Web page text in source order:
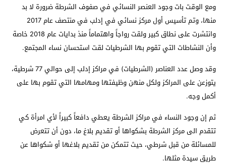
ومع الوقت بات وجود العنصر النسائي في صفوف الشرطة ضرورة لا بد
منها، وتم تأسيس أول مركز نسائي في إدلب في منتصف عام 2017
وانتشرت على نطاق كبير ولقت رواجاً واهتماماً منذ بدايات عام 2018 خاصة
وأن النشاطات التي تقوم بها الشرطيات لقت استحسان نساء المجتمع.
وقد وصل عدد العناصر (الشرطيات) في مراكز إدلب إلى حوالي 77 شرطية،
يتوزعن على المراكز ولكل منهن وظيفتها ومهامها التي تقوم بها على
أكمل وجه.
ثم إن وجود النساء في مراكز الشرطة يعطي دافعاً كبيراً لأي امرأة كي
تتقدم الى مركز الشرطة بشكواها أو تقديم بلاغ ما، دون أن تتعرض
للمسائلة من قبل شرطي، حيث تتمكن من تقديم بلاغها أو شكواها عن
طريق سيدة مثلها.